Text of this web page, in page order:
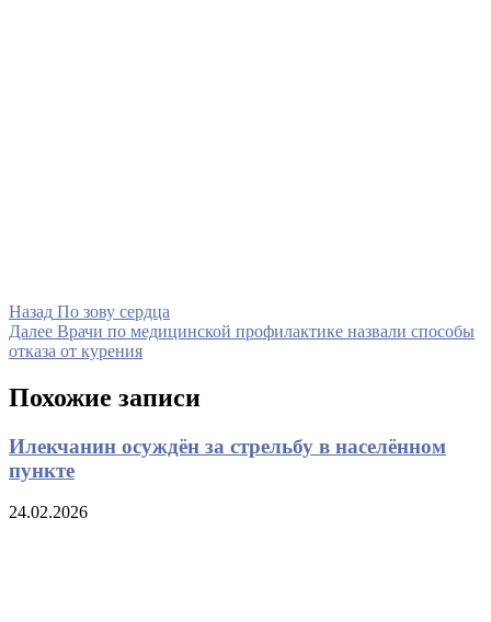
Навигация
по
Назад Предыдущая
запись
По зову сердца
Далее Следующая
запись
Врачи по медицинской профилактике назвали способы
отказа от курения
Похожие записи
Илекчанин осуждён за стрельбу в населённом
пункте
24.02.2026